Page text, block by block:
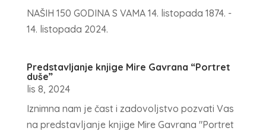
NAŠIH 150 GODINA S VAMA 14. listopada 1874. -
14. listopada 2024.
Predstavljanje knjige Mire Gavrana “Portret
duše”
lis 8, 2024
Iznimna nam je čast i zadovoljstvo pozvati Vas
na predstavljanje knjige Mire Gavrana "Portret